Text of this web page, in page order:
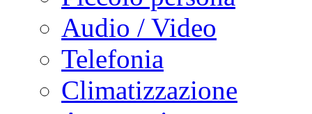
Audio / Video
Telefonia
Climatizzazione